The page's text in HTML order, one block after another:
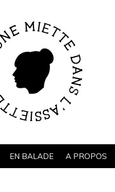
EN BALADE A PROPOS